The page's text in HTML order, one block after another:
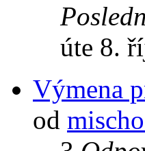
úte 8.
Výmena
od